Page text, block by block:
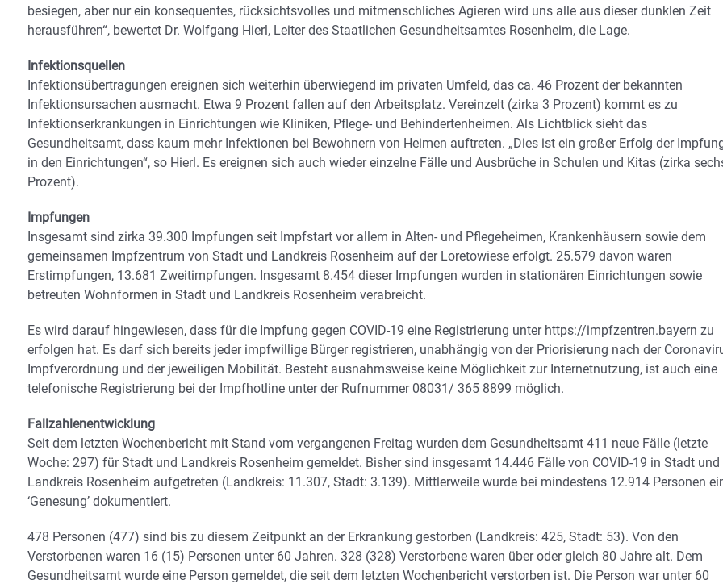
besiegen, aber nur ein konsequentes, rücksichtsvolles und mitmenschliches Agieren wird uns alle aus dieser dunklen Zeit
herausführen“, bewertet Dr. Wolfgang Hierl, Leiter des Staatlichen Gesundheitsamtes Rosenheim, die Lage.
Infektionsquellen
Infektionsübertragungen ereignen sich weiterhin überwiegend im privaten Umfeld, das ca. 46 Prozent der bekannten
Infektionsursachen ausmacht. Etwa 9 Prozent fallen auf den Arbeitsplatz. Vereinzelt (zirka 3 Prozent) kommt es zu
Infektionserkrankungen in Einrichtungen wie Kliniken, Pflege- und Behindertenheimen. Als Lichtblick sieht das
Gesundheitsamt, dass kaum mehr Infektionen bei Bewohnern von Heimen auftreten. „Dies ist ein großer Erfolg der
in den Einrichtungen“, so Hierl. Es ereignen sich auch wieder einzelne Fälle und Ausbrüche in Schulen und Kitas (zirka
Prozent).
Impfungen
Insgesamt sind zirka 39.300 Impfungen seit Impfstart vor allem in Alten- und Pflegeheimen, Krankenhäusern sowie dem
gemeinsamen Impfzentrum von Stadt und Landkreis Rosenheim auf der Loretowiese erfolgt. 25.579 davon waren
Erstimpfungen, 13.681 Zweitimpfungen. Insgesamt 8.454 dieser Impfungen wurden in stationären Einrichtungen sowie
betreuten Wohnformen in Stadt und Landkreis Rosenheim verabreicht.
Es wird darauf hingewiesen, dass für die Impfung gegen COVID-19 eine Registrierung unter https://impfzentren.bayern zu
erfolgen hat. Es darf sich bereits jeder impfwillige Bürger registrieren, unabhängig von der Priorisierung nach der
Impfverordnung und der jeweiligen Mobilität. Besteht ausnahmsweise keine Möglichkeit zur Internetnutzung, ist auch eine
telefonische Registrierung bei der Impfhotline unter der Rufnummer 08031/ 365 8899 möglich.
Fallzahlenentwicklung
Seit dem letzten Wochenbericht mit Stand vom vergangenen Freitag wurden dem Gesundheitsamt 411 neue Fälle (letzte
Woche: 297) für Stadt und Landkreis Rosenheim gemeldet. Bisher sind insgesamt 14.446 Fälle von COVID-19 in Stadt und
Landkreis Rosenheim aufgetreten (Landkreis: 11.307, Stadt: 3.139). Mittlerweile wurde bei mindestens 12.914 Personen
‘Genesung’ dokumentiert.
478 Personen (477) sind bis zu diesem Zeitpunkt an der Erkrankung gestorben (Landkreis: 425, Stadt: 53). Von den
Verstorbenen waren 16 (15) Personen unter 60 Jahren. 328 (328) Verstorbene waren über oder gleich 80 Jahre alt. Dem
Gesundheitsamt wurde eine Person gemeldet, die seit dem letzten Wochenbericht verstorben ist. Die Person war unter 60